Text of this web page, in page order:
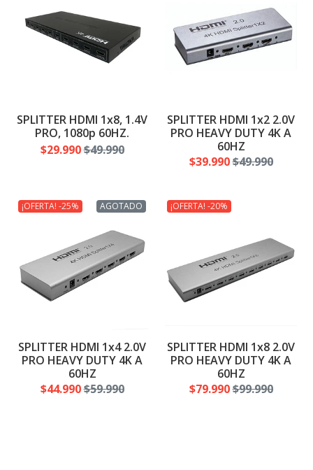
SPLITTER HDMI 1x8, 1.4V
PRO, 1080p 60HZ.
$29.990$49.990
SPLITTER HDMI 1x2 2.0V
PRO HEAVY DUTY 4K A
60HZ
$39.990$49.990
AGOTADO
¡OFERTA! -25%
SPLITTER HDMI 1x4 2.0V
PRO HEAVY DUTY 4K A
60HZ
$44.990$59.990
¡OFERTA! -20%
SPLITTER HDMI 1x8 2.0V
PRO HEAVY DUTY 4K A
60HZ
$79.990$99.990